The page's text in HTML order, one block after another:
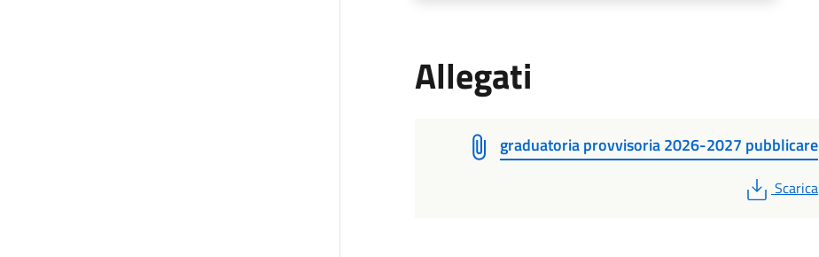
Allegati
graduatoria provvisoria 2026-2027 pubblicare
PDF
Scarica